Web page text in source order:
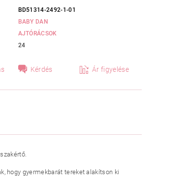
BD51314-2492-1-01
BABY DAN
AJTÓRÁCSOK
24
Kérdés Ár figyelése
hogy gyermekbarát tereket alakítson ki